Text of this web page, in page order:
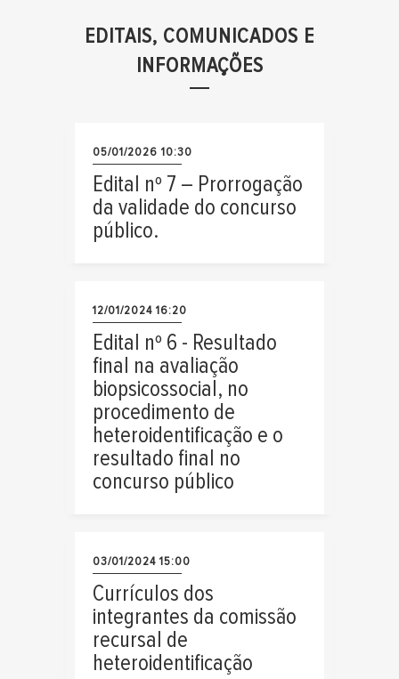
EDITAIS, COMUNICADOS E
INFORMAÇÕES
05/01/2026 10:30
Edital nº 7 – Prorrogação
da validade do concurso
público.
12/01/2024 16:20
Edital nº 6 - Resultado
final na avaliação
biopsicossocial, no
procedimento de
heteroidentificação e o
resultado final no
concurso público
03/01/2024 15:00
Currículos dos
integrantes da comissão
recursal de
heteroidentificação